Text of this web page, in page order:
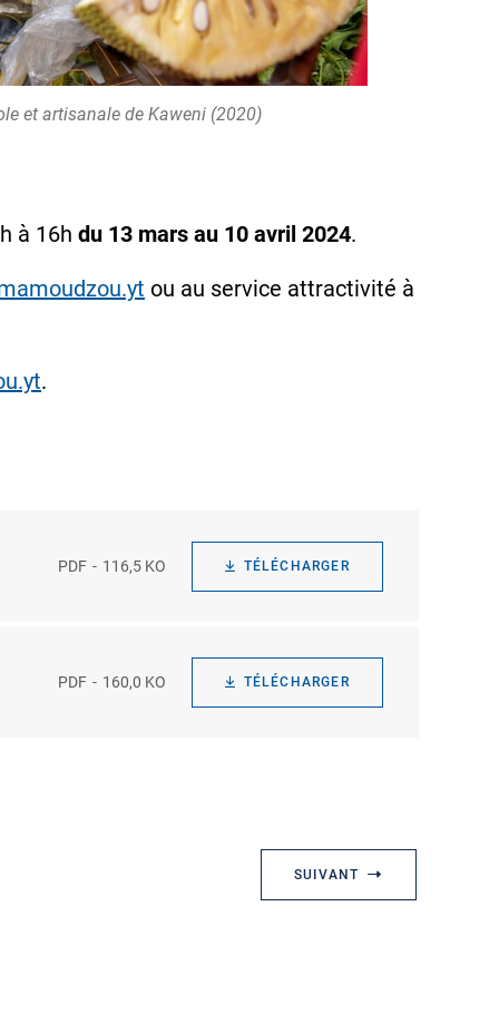
et artisanale de Kaweni (2020)
à 16h du 13 mars au 10 avril 2024.
ou au service attractivité à
.
PDF 116,5 KO TÉLÉCHARGER
PDF 160,0 KO TÉLÉCHARGER
SUIVANT